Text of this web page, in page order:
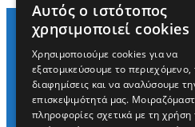
Arkè Media Group
Radio Preveza 93
Arkè Advertising
Όροι και Προϋποθέσεις
Αυτός ο ιστότοπος
χρησιμοποιεί cookies
Χρησιμοποιούμε cookies για να
εξατομικεύσουμε το περιεχόμενο,
διαφημίσεις και να αναλύσουμε
επισκεψιμότητά μας.
πληροφορίες σχετικά με τη χρήση